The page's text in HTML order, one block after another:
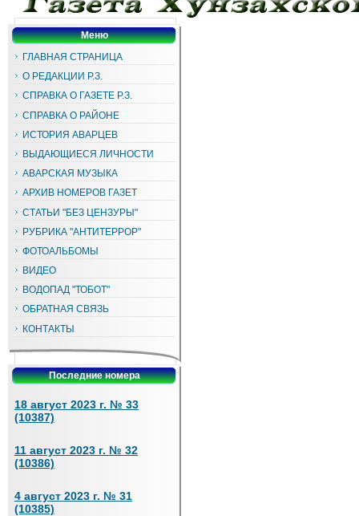
Меню
ГЛАВНАЯ СТРАНИЦА
О РЕДАКЦИИ Р.З.
СПРАВКА О ГАЗЕТЕ Р.З.
СПРАВКА О РАЙОНЕ
ИСТОРИЯ АВАРЦЕВ
ВЫДАЮЩИЕСЯ ЛИЧНОСТИ
АВАРСКАЯ МУЗЫКА
АРХИВ НОМЕРОВ ГАЗЕТ
СТАТЬИ "БЕЗ ЦЕНЗУРЫ"
РУБРИКА "АНТИТЕРРОР"
ФОТОАЛЬБОМЫ
ВИДЕО
ВОДОПАД "ТОБОТ"
ОБРАТНАЯ СВЯЗЬ
КОНТАКТЫ
Последние номера
18 август 2023 г. № 33
(10387)
11 август 2023 г. № 32
(10386)
4 август 2023 г. № 31
(10385)